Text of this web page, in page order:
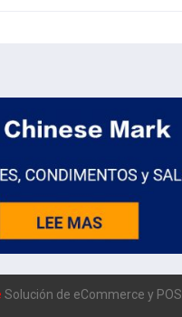
Solución de eCommerce y POS